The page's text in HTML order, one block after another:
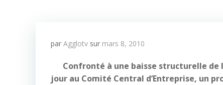
par Agglotv sur mars 8, 2010
Confronté à une baisse structurelle
jour au Comité Central d’Entreprise, un